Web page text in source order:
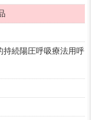
持続陽圧呼吸療法用呼